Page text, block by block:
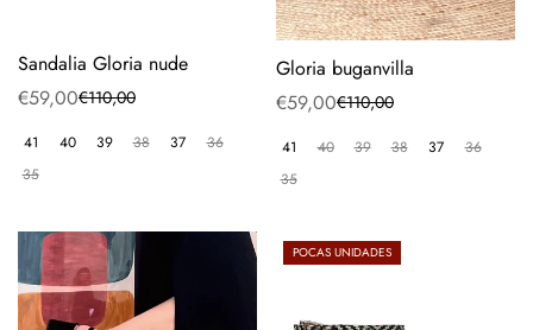
Sandalia Gloria nude
Precio
de
€59,00
Precio
regular
€110,00
41 40 39 38 37
36
35
Gloria buganvilla
Precio
de
€59,00
Precio
regular
€110,00
41 40 39 38 37
36
35
POCAS UNIDADES